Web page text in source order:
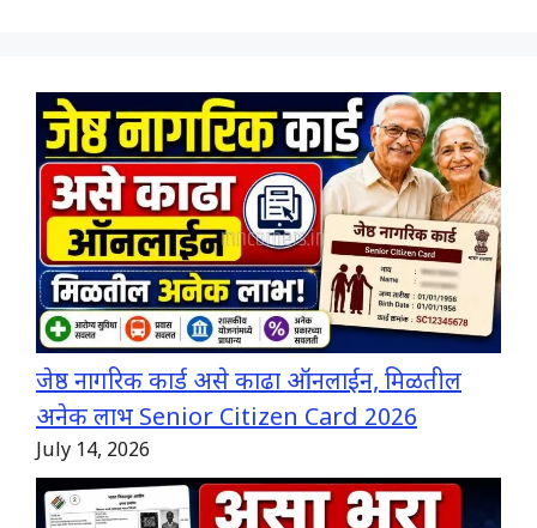
जेष्ठ नागरिक कार्ड असे काढा ऑनलाईन, मिळतील
अनेक लाभ Senior Citizen Card 2026
July 14, 2026